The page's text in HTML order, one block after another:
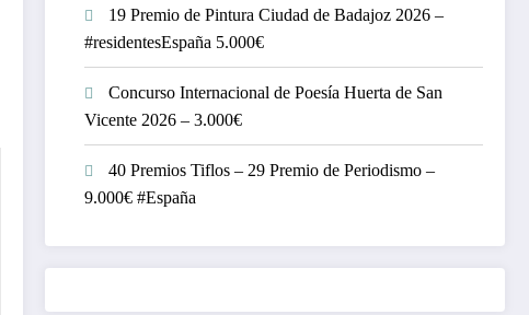
19 Premio de Pintura Ciudad de Badajoz 2026 –
#residentesEspaña 5.000€
Concurso Internacional de Poesía Huerta de San
Vicente 2026 – 3.000€
40 Premios Tiflos – 29 Premio de Periodismo –
9.000€ #España